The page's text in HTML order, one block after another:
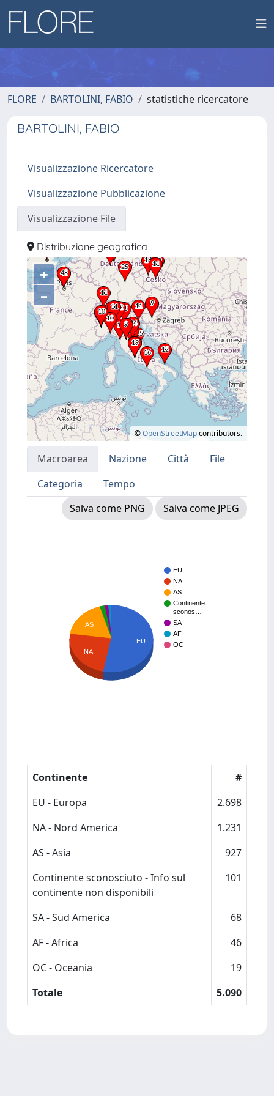
FLORE BARTOLINI, FABIO statistiche ricercatore
BARTOLINI, FABIO
Visualizzazione Ricercatore
Visualizzazione Pubblicazione
Visualizzazione File
Distribuzione geografica
+
–
©OpenStreetMapcontributors.
Macroarea Nazione Città
File
Categoria
Tempo
Salva come PNG
Salva come JPEG
EU
NA
AS
Continente
sconos…
SA
AF
OC
AS
NA
EU
Continente
#
EU - Europa
2.698
NA - Nord America
1.231
AS - Asia
927
Continente sconosciuto - Info sul
continente non disponibili
101
SA - Sud America
68
AF - Africa
46
OC - Oceania
19
Totale
5.090